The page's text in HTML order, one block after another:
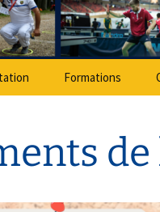
Formations